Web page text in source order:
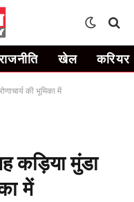
खेल करियर
की भूमिका में
कड़िया मुंडा
में